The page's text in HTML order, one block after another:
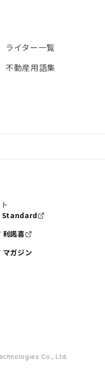
ライター一覧
不動産用語集
Standard
利諾喜
マガジン
Co., Ltd.